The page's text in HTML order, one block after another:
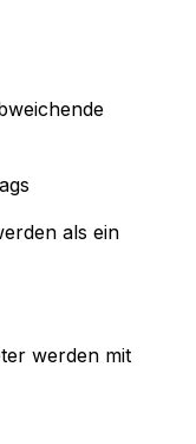
als ein
werden mit